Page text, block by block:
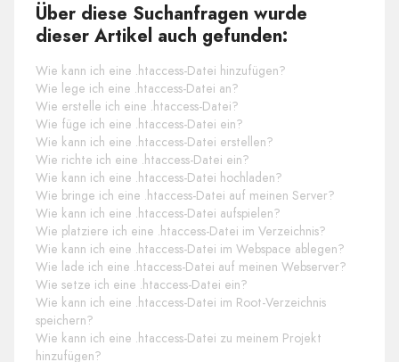
Über diese Suchanfragen wurde
dieser Artikel auch gefunden:
Wie kann ich eine .htaccess-Datei hinzufügen?
Wie lege ich eine .htaccess-Datei an?
Wie erstelle ich eine .htaccess-Datei?
Wie füge ich eine .htaccess-Datei ein?
Wie kann ich eine .htaccess-Datei erstellen?
Wie richte ich eine .htaccess-Datei ein?
Wie kann ich eine .htaccess-Datei hochladen?
Wie bringe ich eine .htaccess-Datei auf meinen Server?
Wie kann ich eine .htaccess-Datei aufspielen?
Wie platziere ich eine .htaccess-Datei im Verzeichnis?
Wie kann ich eine .htaccess-Datei im Webspace ablegen?
Wie lade ich eine .htaccess-Datei auf meinen Webserver?
Wie setze ich eine .htaccess-Datei ein?
Wie kann ich eine .htaccess-Datei im Root-Verzeichnis
speichern?
Wie kann ich eine .htaccess-Datei zu meinem Projekt
hinzufügen?